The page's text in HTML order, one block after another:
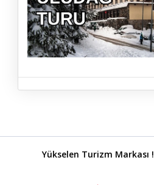
Yükselen Turizm Markası !